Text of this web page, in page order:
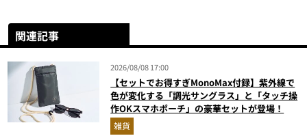
関連記事
2026/08/08 17:00
【セットでお得すぎMonoMax付録】紫外線で
色が変化する「調光サングラス」と「タッチ操
作OKスマホポーチ」の豪華セットが登場！
雑貨